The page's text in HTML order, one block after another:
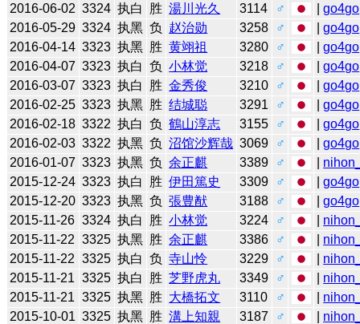
2016-06-02 3324 执白 胜 湯川光久 3114 ♂ |go4go
2016-05-29 3324 执黑 负 赵治勋 3258 ♂ |go4go
2016-04-14 3323 执黑 胜 黄翊祖 3280 ♂ |go4go
2016-04-07 3323 执白 负 小林觉 3218 ♂ |go4go
2016-03-07 3323 执白 胜 金秀俊 3210 ♂ |go4go
2016-02-25 3323 执黑 胜 结城聪 3291 ♂ |go4go
2016-02-18 3322 执白 负 鶴山淳志 3155 ♂ |go4go
2016-02-03 3322 执黑 负 沼馆沙辉哉 3069 ♂ |go4go
2016-01-07 3323 执黑 负 余正麒 3389 ♂
2015-12-24 3323 执白 胜 伊田篤史 3309 ♂ |go4go
2015-12-20 3323 执黑 负 張豊猷 3188 ♂ |go4go
2015-11-26 3324 执白 胜 小林觉 3224 ♂
2015-11-22 3325 执黑 胜 余正麒 3386 ♂
2015-11-22 3325 执白 负 寺山怜 3229 ♂
2015-11-21 3325 执白 胜 芝野虎丸 3349 ♂
2015-11-21 3325 执黑 胜 大橋拓文 3110 ♂
2015-10-01 3325 执黑 胜 溝上知親 3187 ♂